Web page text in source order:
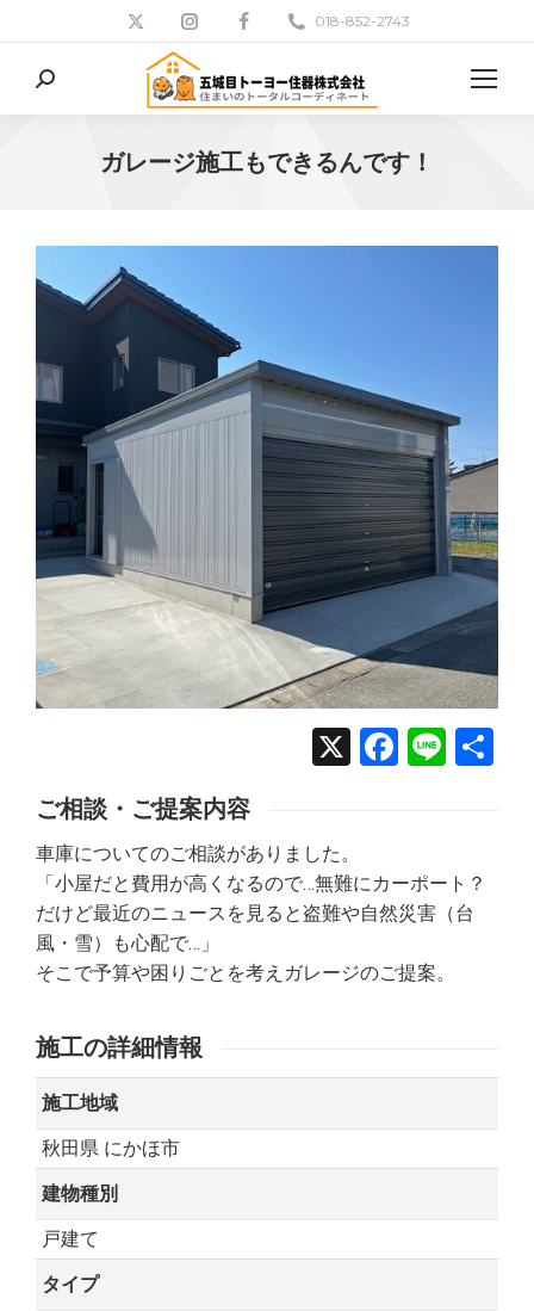
018-852-2743
検
索:
ガレージ施工もできるんです！
X Line
ご相談・ご提案内容
車庫についてのご相談がありました。
「小屋だと費用が高くなるので…無難にカーポート？
だけど最近のニュースを見ると盗難や自然災害（台
風・雪）も心配で…」
そこで予算や困りごとを考えガレージのご提案。
施工の詳細情報
施工地域
秋田県 にかほ市
建物種別
戸建て
タイプ